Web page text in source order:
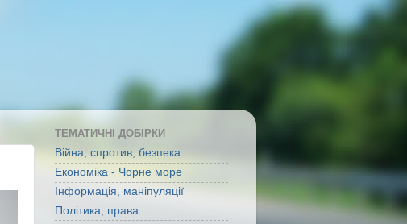
ТЕМАТИЧНІ ДОБІРКИ
Війна, спротив, безпека
Економіка - Чорне море
Інформація, маніпуляції
Політика, права